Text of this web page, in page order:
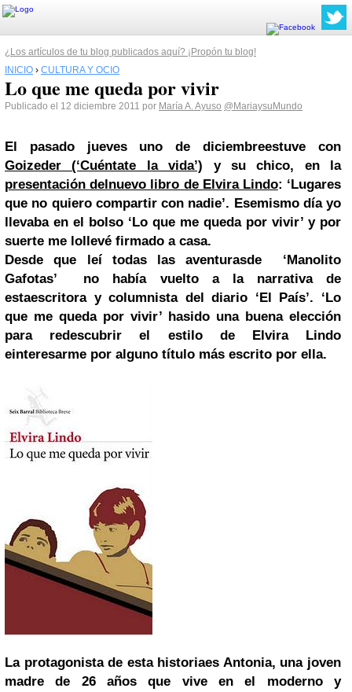
¿Los artículos de tu blog publicados aquí? ¡Propón tu blog!
INICIO › CULTURA Y OCIO
Lo que me queda por vivir
Publicado el 12 diciembre 2011 por María A. Ayuso @MariaysuMundo
El pasado jueves uno de diciembreestuve con
Goizeder (‘Cuéntate la vida’) y su chico, en la
presentación delnuevo libro de Elvira Lindo: ‘Lugares
que no quiero compartir con nadie’. Esemismo día yo
llevaba en el bolso ‘Lo que me queda por vivir’ y por
suerte me lollevé firmado a casa.
Desde que leí todas las aventurasde ‘Manolito
Gafotas’ no había vuelto a la narrativa de
estaescritora y columnista del diario ‘El País’. ‘Lo
que me queda por vivir’ hasido una buena elección
para redescubrir el estilo de Elvira Lindo
einteresarme por alguno título más escrito por ella.
La protagonista de esta historiaes Antonia, una joven
madre de 26 años que vive en el moderno y